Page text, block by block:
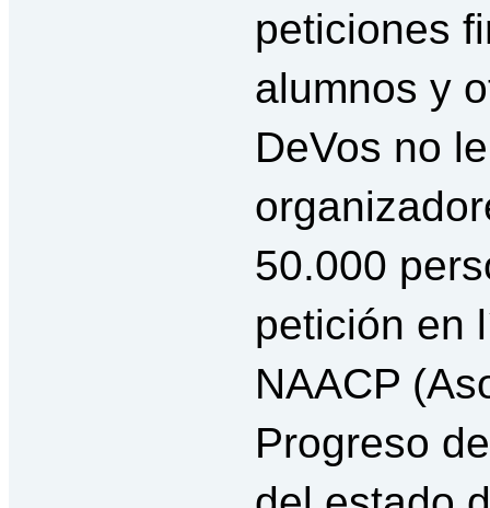
peticiones
alumnos y
DeVos no
50.000
petición en
NAACP
Progreso